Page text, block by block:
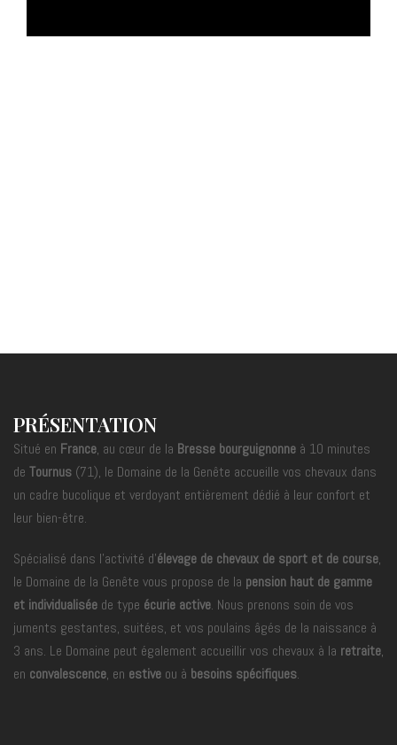
PRÉSENTATION
Situé en France, au cœur de la Bresse bourguignonne à 10 minutes
de Tournus (71), le Domaine de la Genête accueille vos chevaux dans
un cadre bucolique et verdoyant entièrement dédié à leur confort et
leur bien-être.
Spécialisé dans l’activité d’élevage de chevaux de sport et de course,
le Domaine de la Genête vous propose de la pension haut de gamme
et individualisée de type écurie active. Nous prenons soin de vos
juments gestantes, suitées, et vos poulains âgés de la naissance à
3 ans. Le Domaine peut également accueillir vos chevaux à la retraite,
en convalescence, en estive ou à besoins spécifiques.